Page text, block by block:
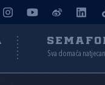
Sva domaća